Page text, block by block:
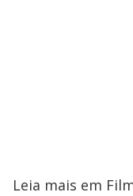
Leia mais em